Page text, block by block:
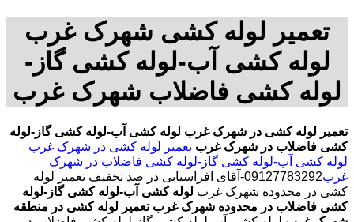
تعمیر لوله کشی شهرک غرب
لوله کشی آب-لوله کشی گاز-
لوله کشی فاضلاب شهرک غرب
تعمیر لوله کشی در شهرک غرب لوله کشی آب-لوله کشی گاز-لوله
کشی فاضلاب در شهرک غرب تعمیر لوله کشی در شهرک غرب
لوله کشی آب-لوله کشی گاز-لوله کشی فاضلاب در شهرک
غرب
09127783292-آقای افراسیابی در صد تخفیف تعمیر لوله
کشی در محدوده شهرک غرب لوله کشی آب-لوله کشی گاز-لوله
کشی فاضلاب در محدوده شهرک غرب تعمیر لوله کشی در منطقه